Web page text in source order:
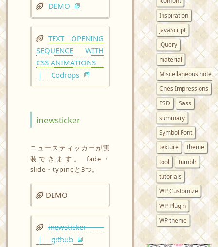
DEMO
TEXT OPENING
SEQUENCE WITH
CSS ANIMATIONS
｜ Codrops
inewsticker
ニュースティッカーが実
装できます。 fade・
slide・typingと3つ。
DEMO
inewsticker
｜ github
Inspiration
javaScript
jQuery
material
Miscellaneous notes
Ones Impressions
PSD
Sass
summary
Symbol Font
texture
theme
tool
Tumblr
tutorials
WP Customize
WP Plugin
WP theme